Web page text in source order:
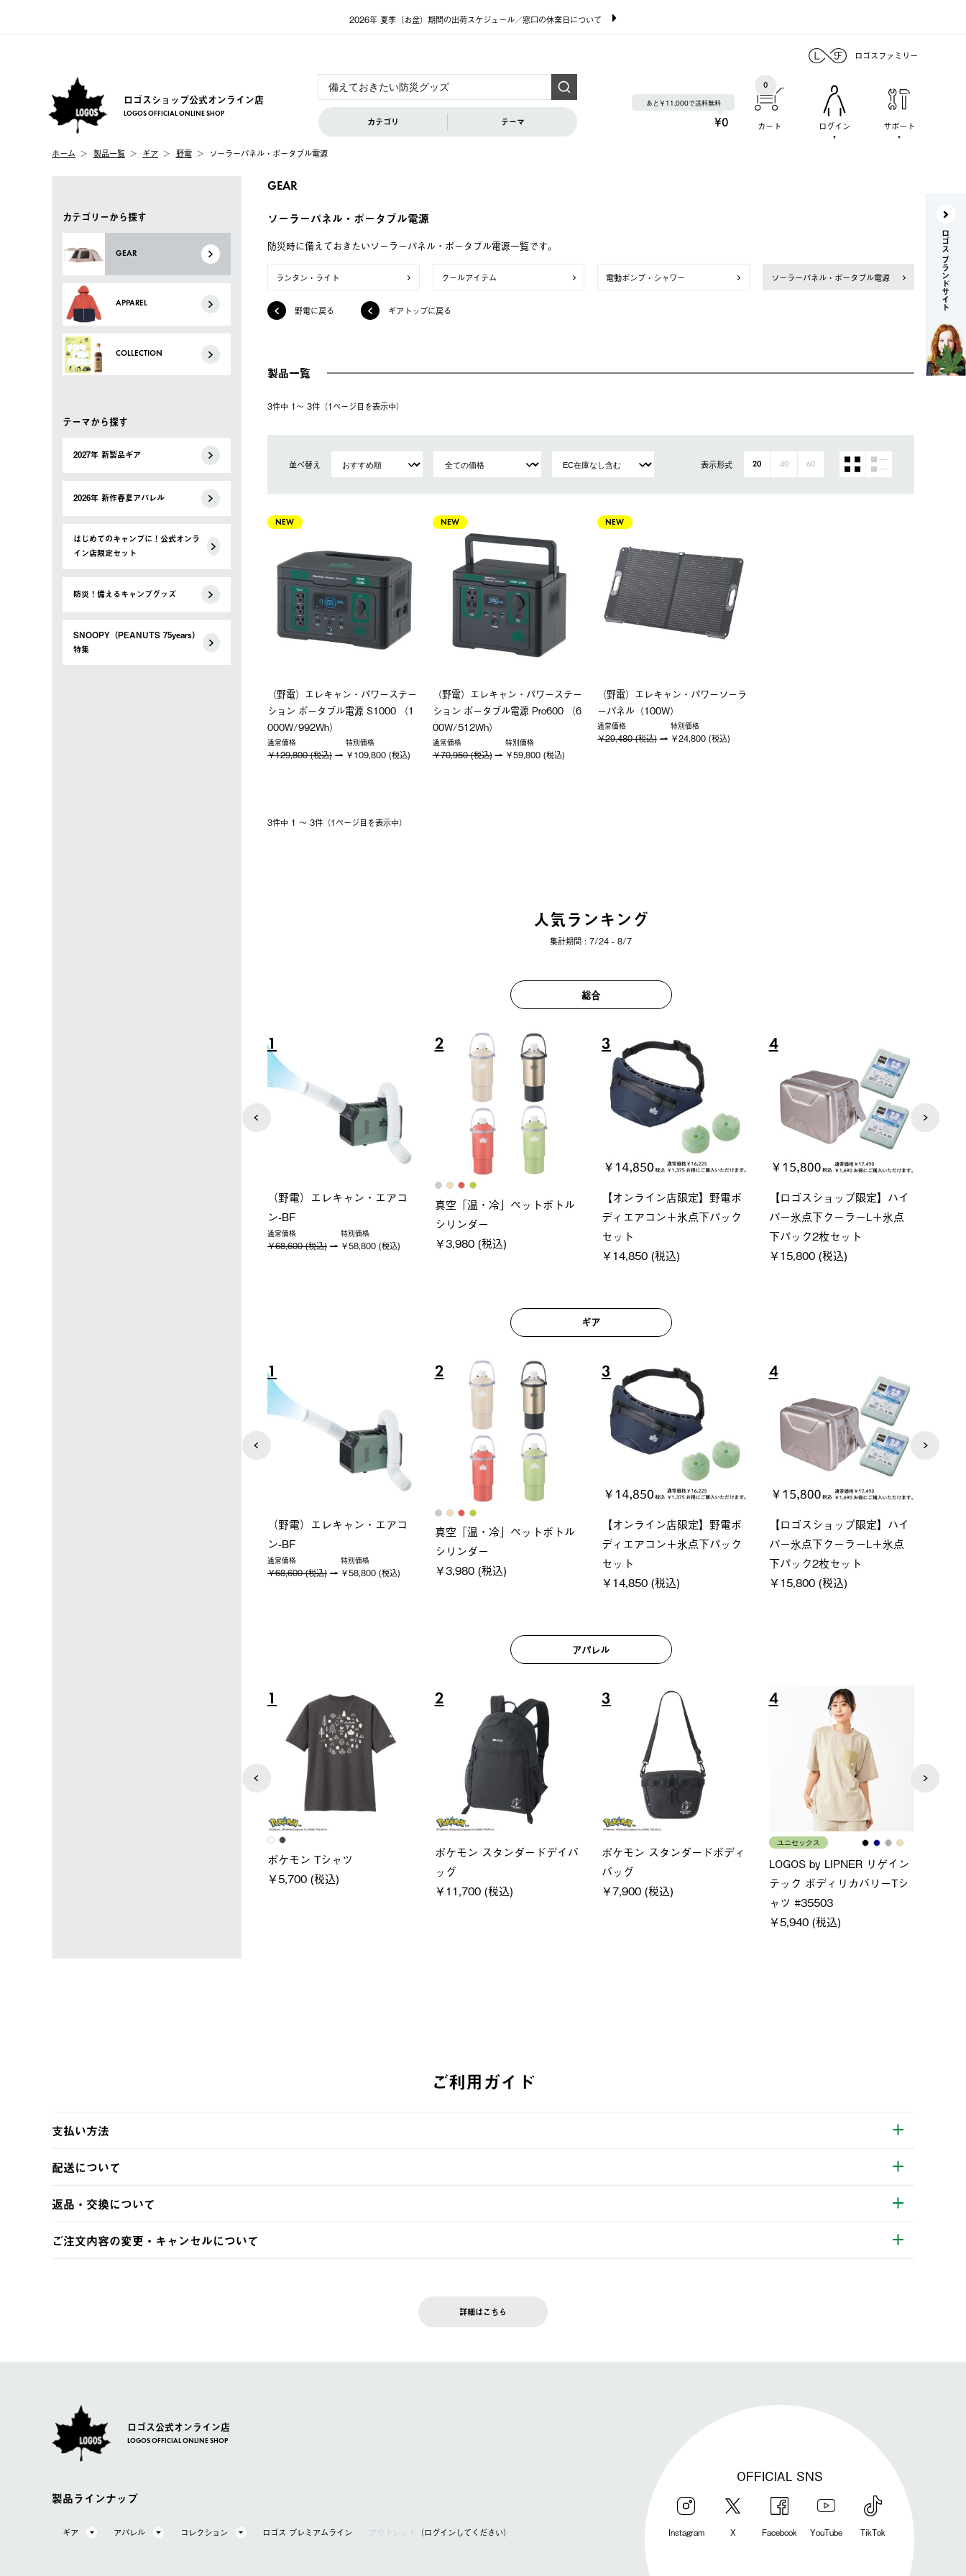
2026年 夏季（お盆）期間の出荷スケジュール／窓口の休業日について
ロゴスファミリー
ロゴスショップ公式オンライン店
LOGOS OFFICIAL ONLINE SHOP
カテゴリ テーマ
あと￥11,000で送料無料
¥0 カート
0
ログイン サポート
ホーム 製品一覧 ギア 野電 ソーラーパネル・ポータブル電源
カテゴリーから探す
GEAR
APPAREL
COLLECTION
テーマから探す
2027年 新製品ギア
2026年 新作春夏アパレル
はじめてのキャンプに！公式オンラ
イン店限定セット
防災！備えるキャンプグッズ
SNOOPY（PEANUTS 75years）
特集
GEAR
ソーラーパネル・ポータブル電源
防災時に備えておきたいソーラーパネル・ポータブル電源一覧です。
ランタン・ライト クールアイテム 電動ポンプ・シャワー ソーラーパネル・ポータブル電源
野電に戻る ギアトップに戻る
製品一覧
3件中 1〜 3件（1ページ⽬を表⽰中）
並べ替え 表示形式 20 40 60
NEW
（野電）エレキャン・パワーステー
ション ポータブル電源 S1000 （1
000W/992Wh）
通常価格
￥129,800 (税込)
特別価格
￥109,800 (税込)
NEW
（野電）エレキャン・パワーステー
ション ポータブル電源 Pro600 （6
00W/512Wh）
通常価格
￥70,950 (税込)
特別価格
￥59,800 (税込)
NEW
（野電）エレキャン・パワーソーラ
ーパネル（100W）
通常価格
￥29,480 (税込)
特別価格
￥24,800 (税込)
3件中 1 〜 3件（1ページ⽬を表⽰中）
人気ランキング
集計期間 : 7/24 - 8/7
総合
5
ソーラーブロック 風抜きQセ
ットタープ 250-BG
￥21,800 (税込)
6
ソーラーブロック 風抜きQセ
ットタープ 200-BG
￥18,800 (税込)
7
グランベーシック スペースベ
ース・オクタゴン-BJ
￥209,000 (税込)
8
Q-TOP ソーラーサンドブロッ
クサンシェード-BF
￥16,800 (税込)
ギア
5
ソーラーブロック 風抜きQセ
ットタープ 250-BG
￥21,800 (税込)
6
ソーラーブロック 風抜きQセ
ットタープ 200-BG
￥18,800 (税込)
7
グランベーシック スペースベ
ース・オクタゴン-BJ
￥209,000 (税込)
8
Q-TOP ソーラーサンドブロッ
クサンシェード-BF
￥16,800 (税込)
アパレル
5
レディース
ノーメイクフーディ
￥5,940 (税込)
6
LOGOS by LIPNER リゲイン
テック ボディリカバリーショ
ーツ #35504
7
ＵＶサムホールジップフーデ
通常価格 特別価格
8
メンズ
クールタッチリラックスパン
ツ
￥5,500 (税込)
ご利用ガイド
支払い方法
・クレジットカード決済
・Pay-easy決済
配送について
ご注文・ご入金完了より2営業日以内に商品を発送いたします。
※予約販売・長期連休期間中のご注文は除く（別途スケジュールをご案内いたします。）
返品・交換について
ご注文内容の変更・キャンセルについて
詳細はこちら
ロゴス公式オンライン店
LOGOS OFFICIAL ONLINE SHOP
製品ラインナップ
ギア アパレル コレクション ロゴス プレミアムライン アウトレット （ログインしてください）
OFFICIAL SNS
Instagram X Facebook YouTube TikTok
ロゴス ブランドサイト